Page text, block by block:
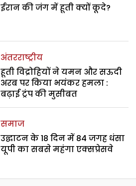
ईरान की जंग में हूती क्यों कूदे?
अंतरराष्ट्रीय
हूती विद्रोहियों ने यमन और सऊदी
अरब पर किया भयंकर हमला :
बढ़ाई ट्रंप की मुसीबत
समाज
उद्घाटन के 18 दिन में 84 जगह धंसा
यूपी का सबसे महंगा एक्सप्रेसवे